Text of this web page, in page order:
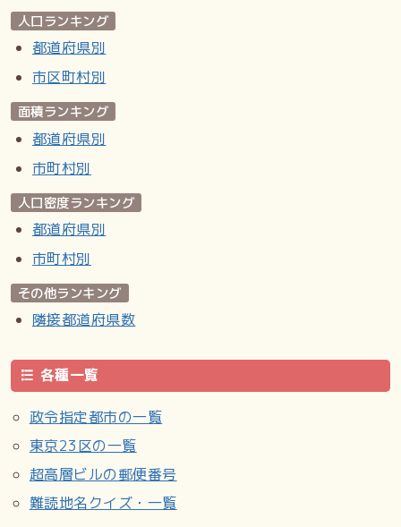
人口ランキング
都道府県別
市区町村別
面積ランキング
都道府県別
市町村別
人口密度ランキング
都道府県別
市町村別
その他ランキング
隣接都道府県数
各種一覧
政令指定都市の一覧
東京23区の一覧
超高層ビルの郵便番号
難読地名クイズ・一覧